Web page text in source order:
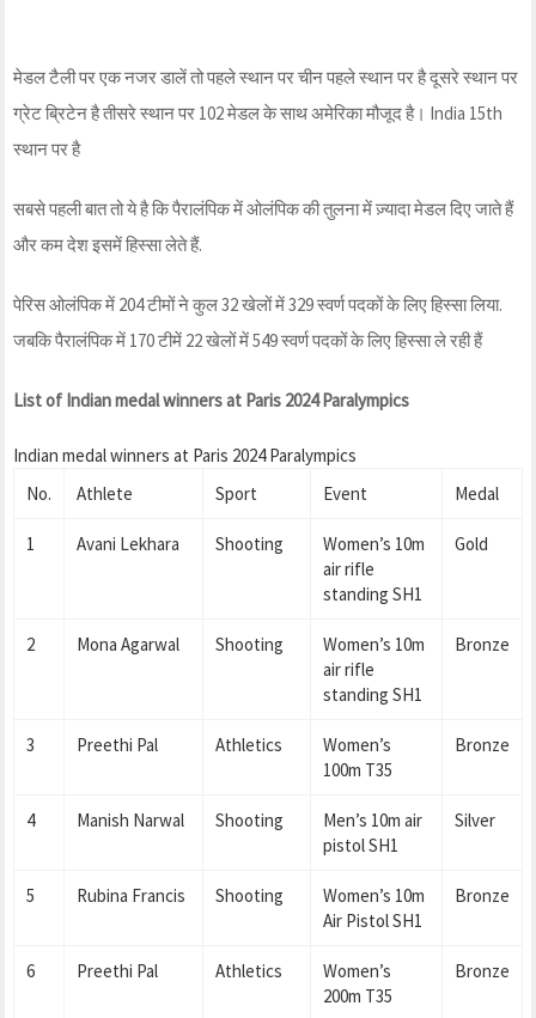
मेडल टैली पर एक नजर डालें तो पहले स्थान पर चीन पहले स्थान पर है दूसरे स्थान पर
ग्रेट ब्रिटेन है तीसरे स्थान पर 102 मेडल के साथ अमेरिका मौजूद है। India 15th
स्थान पर है
सबसे पहली बात तो ये है कि पैरालंपिक में ओलंपिक की तुलना में ज़्यादा मेडल दिए जाते हैं
और कम देश इसमें हिस्सा लेते हैं.
पेरिस ओलंपिक में 204 टीमों ने कुल 32 खेलों में 329 स्वर्ण पदकों के लिए हिस्सा लिया.
जबकि पैरालंपिक में 170 टीमें 22 खेलों में 549 स्वर्ण पदकों के लिए हिस्सा ले रही हैं
List of Indian medal winners at Paris 2024 Paralympics
Indian medal winners at Paris 2024 Paralympics
No.
Athlete Sport Event Medal
1 Avani Lekhara Shooting
Women’s 10m
air rifle
standing SH1
Gold
2 Mona Agarwal Shooting
Women’s 10m
air rifle
standing SH1
Bronze
3 Preethi Pal Athletics
Women’s
100m T35
Bronze
4 Manish Narwal Shooting
Men’s 10m air
pistol SH1
Silver
5 Rubina Francis Shooting
Women’s 10m
Air Pistol SH1
Bronze
6 Preethi Pal Athletics
Women’s
200m T35
Bronze